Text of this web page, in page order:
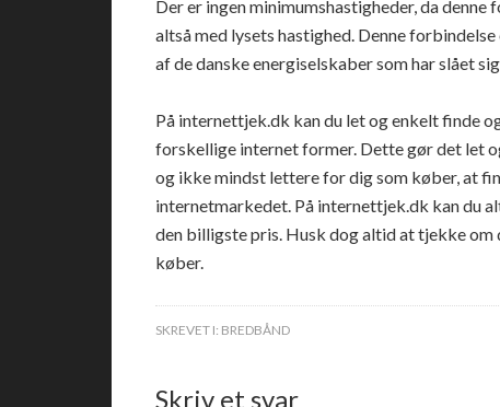
Der er ingen minimumshastigheder, da
altså med lysets hastighed. Denne
af de danske energiselskaber som har slået
På internettjek.dk kan du let og enkelt finde
forskellige internet former. Dette gør det let
og ikke mindst lettere for dig som køber, at
internetmarkedet. På internettjek.dk kan du
den billigste pris. Husk dog altid at tjekke om
køber.
SKREVET I: BREDBÅND
Skriv et svar